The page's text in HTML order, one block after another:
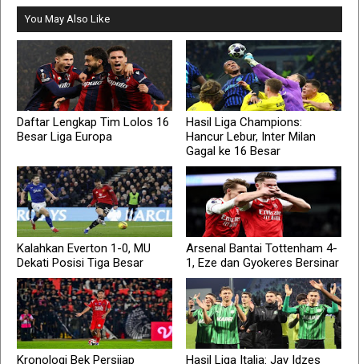
You May Also Like
Daftar Lengkap Tim Lolos 16
Besar Liga Europa
Hasil Liga Champions:
Hancur Lebur, Inter Milan
Gagal ke 16 Besar
Kalahkan Everton 1-0, MU
Dekati Posisi Tiga Besar
Arsenal Bantai Tottenham 4-
1, Eze dan Gyokeres Bersinar
Kronologi Bek Persijap
Hasil Liga Italia: Jay Idzes